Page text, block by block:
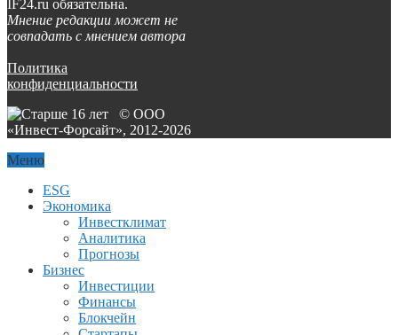
IF24.ru обязательна.
Мнение редакции может не
совпадать с мнением автора
Политика
конфиденциальности
© ООО
«Инвест-Форсайт», 2012-2026
Меню
ESG
Экономика
Инвестклимат
Аналитика
Прогнозы
Бизнес
Инвестиции
Финансы
Блокчейн